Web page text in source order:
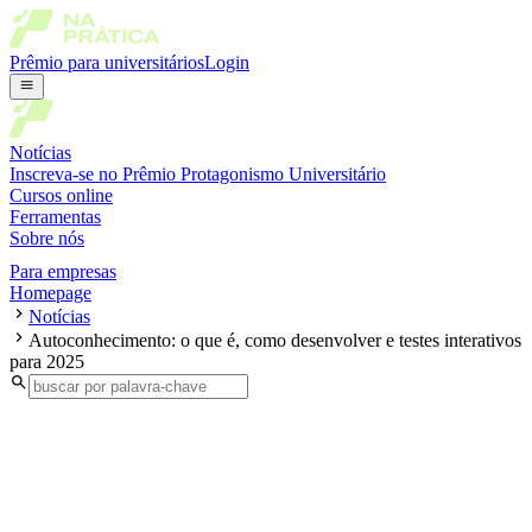
Prêmio para universitáriosLogin
Notícias
Inscreva-se no Prêmio Protagonismo Universitário
Cursos online
Ferramentas
Sobre nós
Para empresas
Homepage
Notícias
Autoconhecimento: o que é, como desenvolver e testes interativos
para 2025